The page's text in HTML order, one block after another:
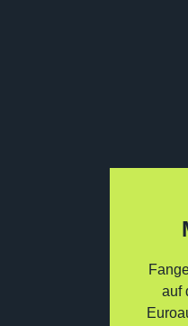
auf